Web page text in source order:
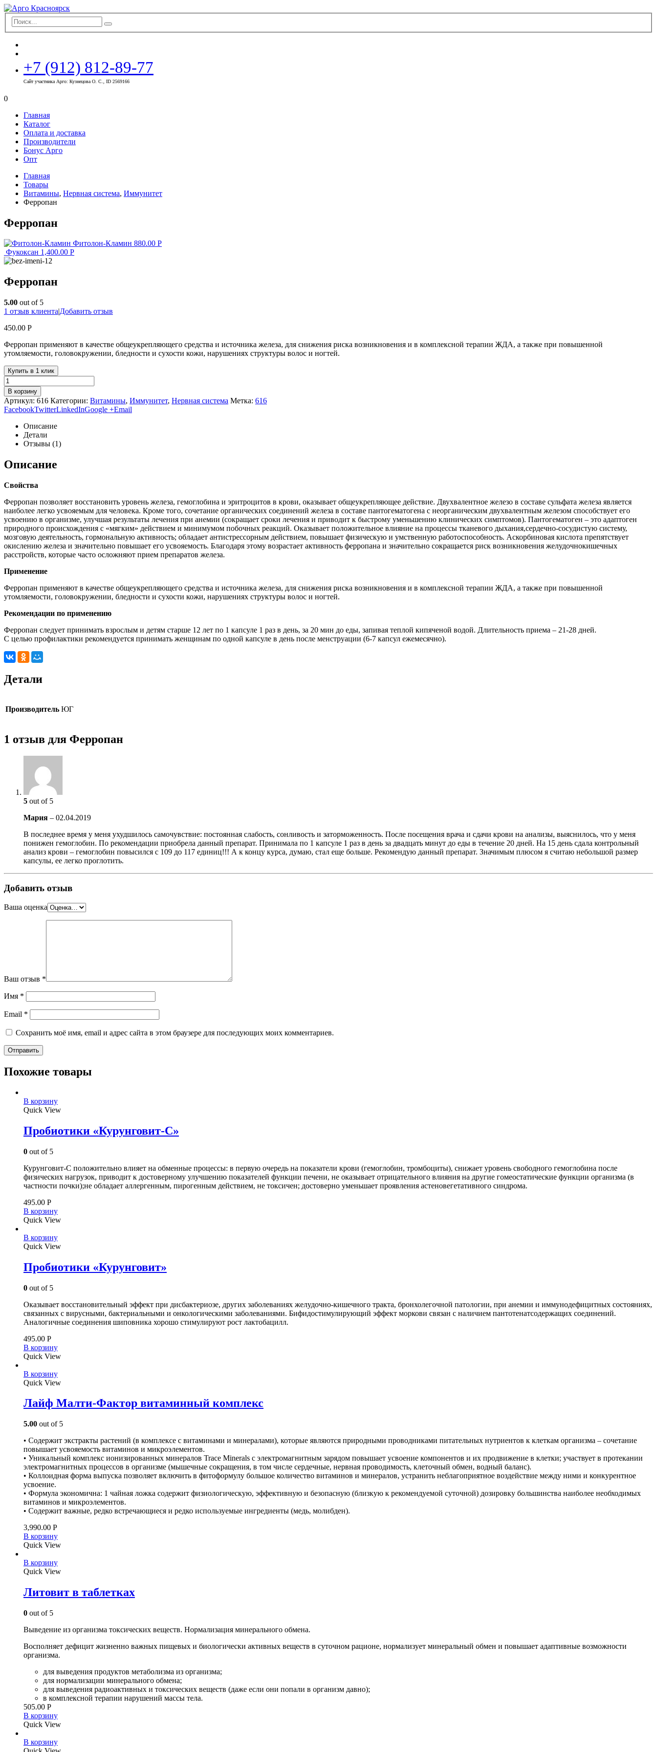
+7 (912) 812-89-77
Сайт участника Арго: Кузнецова О. С., ID 2569166
0
Главная
Каталог
Оплата и доставка
Производители
Бонус Арго
Опт
Главная
Товары
Витамины, Нервная система, Иммунитет
Ферропан
Ферропан
Фитолон-Кламин 880.00 Р
Фукоксан 1,400.00 Р
Ферропан
5.00 out of 5
1 отзыв клиента|Добавить отзыв
450.00 Р
Ферропан применяют в качестве общеукрепляющего средства и источника железа, для снижения риска возникновения и в комплексной терапии ЖДА, а также при повышенной
утомляемости, головокружении, бледности и сухости кожи, нарушениях структуры волос и ногтей.
Купить в 1 клик
В корзину
Артикул: 616 Категории: Витамины, Иммунитет, Нервная система Метка: 616
FacebookTwitterLinkedInGoogle +Email
Описание
Детали
Отзывы (1)
Описание
Свойства
Ферропан позволяет восстановить уровень железа, гемоглобина и эритроцитов в крови, оказывает общеукрепляющее действие. Двухвалентное железо в составе сульфата железа является
наиболее легко усвояемым для человека. Кроме того, сочетание органических соединений железа в составе пантогематогена с неорганическим двухвалентным железом способствует его
усвоению в организме, улучшая результаты лечения при анемии (сокращает сроки лечения и приводит к быстрому уменьшению клинических симптомов). Пантогематоген – это адаптоген
природного происхождения с «мягким» действием и минимумом побочных реакций. Оказывает положительное влияние на процессы тканевого дыхания,сердечно-сосудистую систему,
мозговую деятельность, гормональную активность; обладает антистрессорным действием, повышает физическую и умственную работоспособность. Аскорбиновая кислота препятствует
окислению железа и значительно повышает его усвояемость. Благодаря этому возрастает активность ферропана и значительно сокращается риск возникновения желудочно­кишечных
расстройств, которые часто осложняют прием препаратов железа.
Применение
Ферропан применяют в качестве общеукрепляющего средства и источника железа, для снижения риска возникновения и в комплексной терапии ЖДА, а также при повышенной
утомляемости, головокружении, бледности и сухости кожи, нарушениях структуры волос и ногтей.
Рекомендации по применению
Ферропан следует принимать взрослым и детям старше 12 лет по 1 капсуле 1 раз в день, за 20 мин до еды, запивая теплой кипяченой водой. Длительность приема – 21-28 дней.
С целью профилактики рекомендуется принимать женщинам по одной капсуле в день после менструации (6-7 капсул ежемесячно).
Детали
Производитель ЮГ
1 отзыв для Ферропан
5 out of 5
Мария – 02.04.2019
В последнее время у меня ухудшилось самочувствие: постоянная слабость, сонливость и заторможенность. После посещения врача и сдачи крови на анализы, выяснилось, что у меня
понижен гемоглобин. По рекомендации приобрела данный препарат. Принимала по 1 капсуле 1 раз в день за двадцать минут до еды в течение 20 дней. На 15 день сдала контрольный
анализ крови – гемоглобин повысился с 109 до 117 единиц!!! А к концу курса, думаю, стал еще больше. Рекомендую данный препарат. Значимым плюсом я считаю небольшой размер
капсулы, ее легко проглотить.
Добавить отзыв
Ваша оценка
Ваш отзыв *
Имя *
Email *
Сохранить моё имя, email и адрес сайта в этом браузере для последующих моих комментариев.
Похожие товары
В корзину
Quick View
Пробиотики «Курунговит-С»
0 out of 5
Курунговит-С положительно влияет на обменные процессы: в первую очередь на показатели крови (гемоглобин, тромбоциты), снижает уровень свободного гемоглобина после
физических нагрузок, приводит к достоверному улучшению показателей функции печени, не оказывает отрицательного влияния на другие гомеостатические функции организма (в
частности почки);не обладает аллергенным, пирогенным действием, не токсичен; достоверно уменьшает проявления астеновегетативного синдрома.
495.00 Р
В корзину
Quick View
В корзину
Quick View
Пробиотики «Курунговит»
0 out of 5
Оказывает восстановительный эффект при дисбактериозе, других заболеваниях желудочно-кишечного тракта, бронхолегочной патологии, при анемии и иммунодефицитных состояниях,
связанных с вирусными, бактериальными и онкологическими заболеваниями. Бифидостимулирующий эффект моркови связан с наличием пантотенатсодержащих соединений.
Аналогичные соединения шиповника хорошо стимулируют рост лактобацилл.
495.00 Р
В корзину
Quick View
В корзину
Quick View
Лайф Малти-Фактор витаминный комплекс
5.00 out of 5
• Содержит экстракты растений (в комплексе с витаминами и минералами), которые являются природными проводниками питательных нутриентов к клеткам организма – сочетание
повышает усвояемость витаминов и микроэлементов.
• Уникальный комплекс ионизированных минералов Trace Minerals с электромагнитным зарядом повышает усвоение компонентов и их продвижение в клетки; участвует в протекании
электромагнитных процессов в организме (мышечные сокращения, в том числе сердечные, нервная проводимость, клеточный обмен, водный баланс).
• Коллоидная форма выпуска позволяет включить в фитоформулу большое количество витаминов и минералов, устранить неблагоприятное воздействие между ними и конкурентное
усвоение.
• Формула экономична: 1 чайная ложка содержит физиологическую, эффективную и безопасную (близкую к рекомендуемой суточной) дозировку большинства наиболее необходимых
витаминов и микроэлементов.
• Содержит важные, редко встречающиеся и редко используемые ингредиенты (медь, молибден).
3,990.00 Р
В корзину
Quick View
В корзину
Quick View
Литовит в таблетках
0 out of 5
Выведение из организма токсических веществ. Нормализация минерального обмена.
Восполняет дефицит жизненно важных пищевых и биологически активных веществ в суточном рационе, нормализует минеральный обмен и повышает адаптивные возможности
организма.
для выведения продуктов метаболизма из организма;
для нормализации минерального обмена;
для выведения радиоактивных и токсических веществ (даже если они попали в организм давно);
в комплексной терапии нарушений массы тела.
505.00 Р
В корзину
Quick View
В корзину